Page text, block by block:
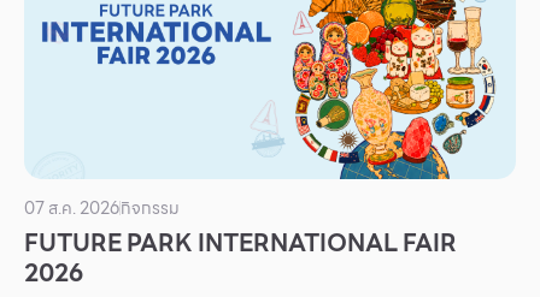
ผู้เช่าพื้นที่
ร่วมงานกับเรา
สิทธิประโยชน์ที่ฟิวเจอร์พาร์ค
07 ส.ค. 2026กิจกรรม
FUTURE PARK INTERNATIONAL FAIR
2026